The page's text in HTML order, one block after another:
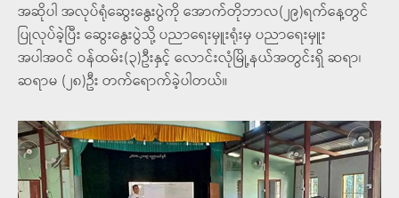
အဆိုပါ အလုပ်ရုံဆွေးနွေးပွဲကို အောက်တိုဘာလ(၂၉)ရက်နေ့တွင်
ပြုလုပ်ခဲ့ပြီး ဆွေးနွေးပွဲသို့ ပညာရေးမှူးရုံးမှ ပညာရေးမှူး
အပါအဝင် ဝန်ထမ်း(၃)ဦးနှင့် လောင်းလုံမြို့နယ်အတွင်းရှိ ဆရာ၊
ဆရာမ (၂၈)ဦး တက်ရောက်ခဲ့ပါတယ်။